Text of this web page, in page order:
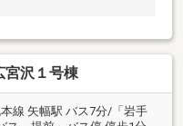
宮沢１号棟
線 矢幅駅 バス7分/「岩手